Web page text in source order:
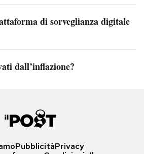
di sorveglianza digitale
dall’inflazione?
PubblicitàPrivacy